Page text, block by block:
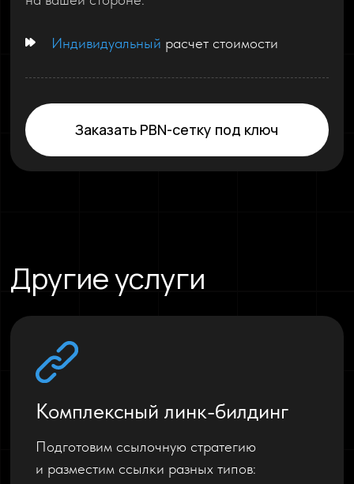
Индивидуальный расчет стоимости
Заказать PBN-сетку под ключ
Другие услуги
Комплексный линк-билдинг
Подготовим ссылочную стратегию
и разместим ссылки разных типов: